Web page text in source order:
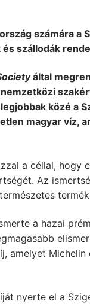
számára a
szállodák
által
közé a
magyar víz,
a céllal, hogy
Az
a hazai
amelyet
nyerte el a